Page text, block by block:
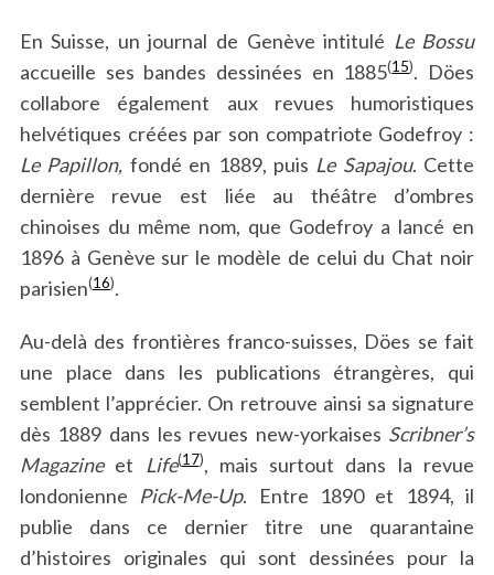
En Suisse, un journal de Genève intitulé Le Bossu
accueille ses bandes dessinées en 1885(15). Döes
collabore également aux revues humoristiques
helvétiques créées par son compatriote Godefroy :
Le Papillon, fondé en 1889, puis Le Sapajou. Cette
dernière revue est liée au théâtre d’ombres
chinoises du même nom, que Godefroy a lancé en
1896 à Genève sur le modèle de celui du Chat noir
parisien(16).
Au-delà des frontières franco-suisses, Döes se fait
une place dans les publications étrangères, qui
semblent l’apprécier. On retrouve ainsi sa signature
dès 1889 dans les revues new-yorkaises Scribner’s
Magazineet Life(17), mais surtout dans la revue
londonienne Pick-Me-Up. Entre 1890 et 1894, il
publie dans ce dernier titre une quarantaine
d’histoires originales qui sont dessinées pour la